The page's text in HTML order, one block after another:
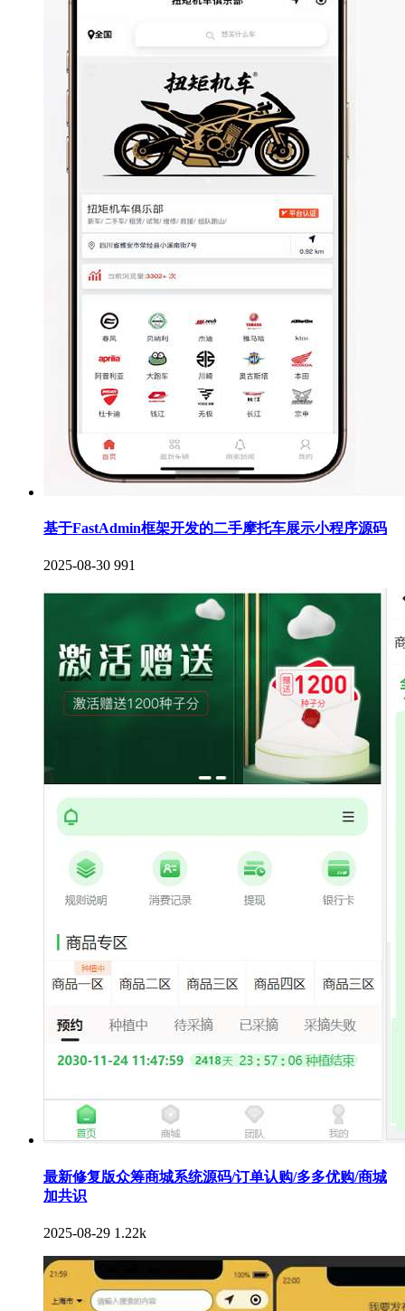
基于FastAdmin框架开发的二手摩托车展示小程序源码
2025-08-30 991
最新修复版众筹商城系统源码/订单认购/多多优购/商城
加共识
2025-08-29 1.22k